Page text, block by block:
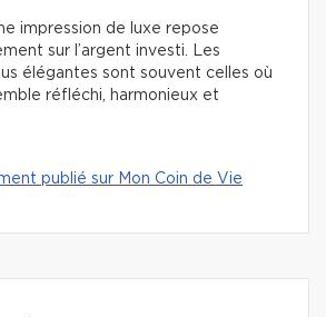
impression de luxe repose
sur l’argent investi. Les
élégantes sont souvent celles où
réfléchi, harmonieux et
publié sur Mon Coin de Vie